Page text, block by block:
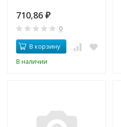
710,86 ₽
0
В корзину
В наличии